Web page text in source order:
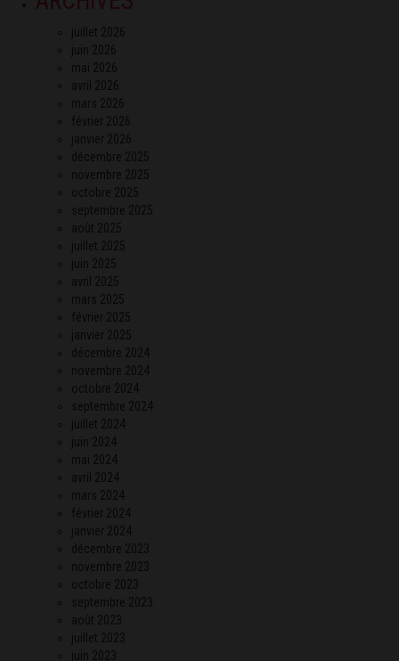
juillet 2026
juin 2026
mai 2026
avril 2026
mars 2026
février 2026
janvier 2026
décembre 2025
novembre 2025
octobre 2025
septembre 2025
août 2025
juillet 2025
juin 2025
avril 2025
mars 2025
février 2025
janvier 2025
décembre 2024
novembre 2024
octobre 2024
septembre 2024
juillet 2024
juin 2024
mai 2024
avril 2024
mars 2024
février 2024
janvier 2024
décembre 2023
novembre 2023
octobre 2023
septembre 2023
août 2023
juillet 2023
juin 2023